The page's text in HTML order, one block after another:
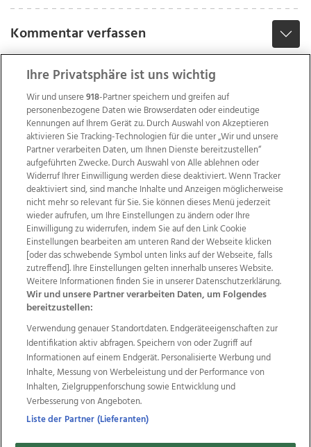
Kommentar verfassen
Wir über uns Mediadaten Kontakt
Jobs
Datenschutz
Impressum
AGB Anzeigekunden
AGB Website
Ehrenkodex Politische Werbung
Weitere Angebote des Medienhauses Wimmer
TV1 di-mog-i.at OÖNow
Ischler Woche
Life Radio
OÖNachrichten
OÖN Immobilien
OÖN Karriere
OÖN Reise
Promenaden Galerien
Regionaljobs
wasistlos.at
Ihre Privatsphäre ist uns wichtig
Wir und unsere918-Partner speichern und greifen auf
personenbezogene Daten wie Browserdaten oder eindeutige
Kennungen auf Ihrem Gerät zu. Durch Auswahl von Akzeptieren
aktivieren Sie Tracking-Technologien für die unter „Wir und unsere
Partner verarbeiten Daten, um Ihnen Dienste bereitzustellen“
aufgeführten Zwecke. Durch Auswahl von Alle ablehnen oder
Widerruf Ihrer Einwilligung werden diese deaktiviert. Wenn Tracker
deaktiviert sind, sind manche Inhalte und Anzeigen möglicherweise
nicht mehr so relevant für Sie. Sie können dieses Menü jederzeit
wieder aufrufen, um Ihre Einstellungen zu ändern oder Ihre
Einwilligung zu widerrufen, indem Sie auf den Link Cookie
Einstellungen bearbeiten am unteren Rand der Webseite klicken
[oder das schwebende Symbol unten links auf der Webseite, falls
zutreffend]. Ihre Einstellungen gelten innerhalb unseres Website.
Weitere Informationen finden Sie in unserer Datenschutzerklärung.
Wir und unsere Partner verarbeiten Daten, um Folgendes
bereitzustellen:
Verwendung genauer Standortdaten. Endgeräteeigenschaften zur
Identifikation aktiv abfragen. Speichern von oder Zugriff auf
Informationen auf einem Endgerät. Personalisierte Werbung und
Inhalte, Messung von Werbeleistung und der Performance von
Inhalten, Zielgruppenforschung sowie Entwicklung und
Verbesserung von Angeboten.
Liste der Partner (Lieferanten)